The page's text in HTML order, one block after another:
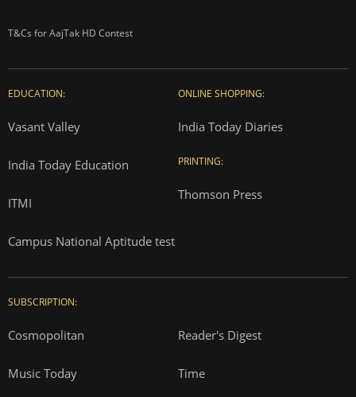
T&Cs for AajTak HD Contest
EDUCATION:
Vasant Valley
India Today Education
ITMI
Campus National Aptitude test
ONLINE SHOPPING:
India Today Diaries
PRINTING:
Thomson Press
SUBSCRIPTION:
Cosmopolitan Reader's Digest
Music Today Time